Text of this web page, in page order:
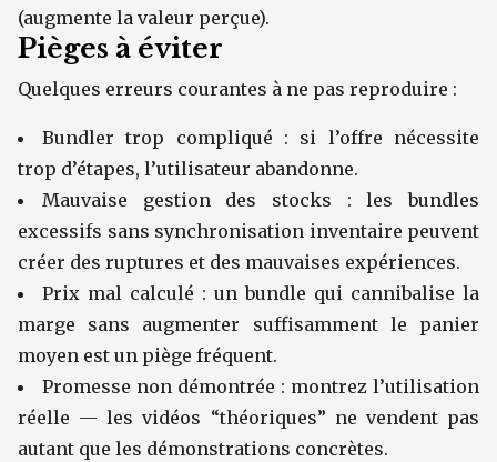
(augmente la valeur perçue).
Pièges à éviter
Quelques erreurs courantes à ne pas reproduire :
Bundler trop compliqué : si l’offre nécessite
trop d’étapes, l’utilisateur abandonne.
Mauvaise gestion des stocks : les bundles
excessifs sans synchronisation inventaire peuvent
créer des ruptures et des mauvaises expériences.
Prix mal calculé : un bundle qui cannibalise la
marge sans augmenter suffisamment le panier
moyen est un piège fréquent.
Promesse non démontrée : montrez l’utilisation
réelle — les vidéos “théoriques” ne vendent pas
autant que les démonstrations concrètes.